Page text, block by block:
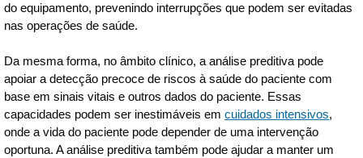
do equipamento, prevenindo interrupções que podem ser evitadas
nas operações de saúde.
Da mesma forma, no âmbito clínico, a análise preditiva pode
apoiar a detecção precoce de riscos à saúde do paciente com
base em sinais vitais e outros dados do paciente. Essas
capacidades podem ser inestimáveis emcuidados intensivos,
onde a vida do paciente pode depender de uma intervenção
oportuna. A análise preditiva também pode ajudar a manter um